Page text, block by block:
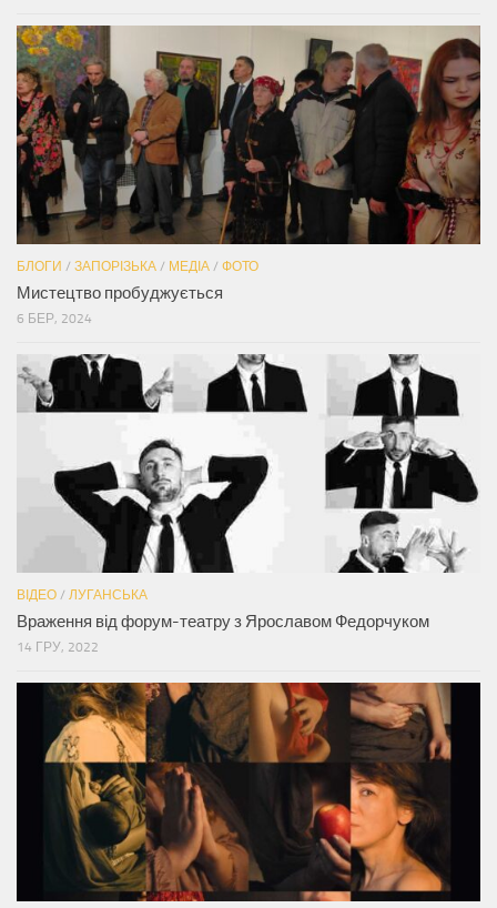
БЛОГИ / ЗАПОРІЗЬКА / МЕДІА / ФОТО
Мистецтво пробуджується
6 БЕР, 2024
ВІДЕО / ЛУГАНСЬКА
Враження від форум-театру з Ярославом Федорчуком
14 ГРУ, 2022